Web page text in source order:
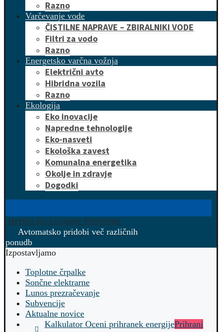
Razno
Varčevanje vode
ČISTILNE NAPRAVE – ZBIRALNIKI VODE
Filtri za vodo
Razno
Energetsko varčna vožnja
Električni avto
Hibridna vozila
Razno
Ekologija
Eko inovacije
Napredne tehnologije
Eko-nasveti
Ekološka zavest
Komunalna energetika
Okolje in zdravje
Dogodki
HITRO DO UGODNE PONUDBE
Avtomatsko pridobi več različnih
ponudb
Izpostavljamo
Toplotne črpalke
Sončne elektrarne
Lunos prezračevanje
Subvencije
Aktualne novice
Kalkulator Oceni prihranek energijePrihrani